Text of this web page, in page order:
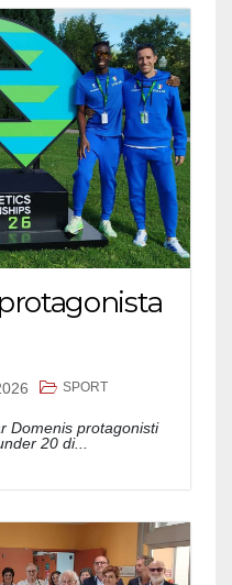
SPORT
Domenis protagonisti
20 di...